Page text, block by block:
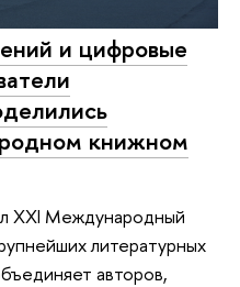
и цифровые
книжном
XXI Международный
литературных
авторов,